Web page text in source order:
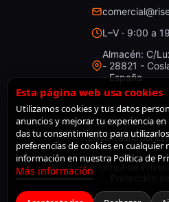
L–V · 9:00 a
Almacén: C/
- 28821 -
- España
© 2026 RiserMarket · Todos
Desarrollado por
Aviso legal
Esta página web usa cookies
Utilizamos cookies y tus datos
anuncios y mejorar tu experiencia
das tu consentimiento para
preferencias de cookies en
información en nuestra Política de
Más información